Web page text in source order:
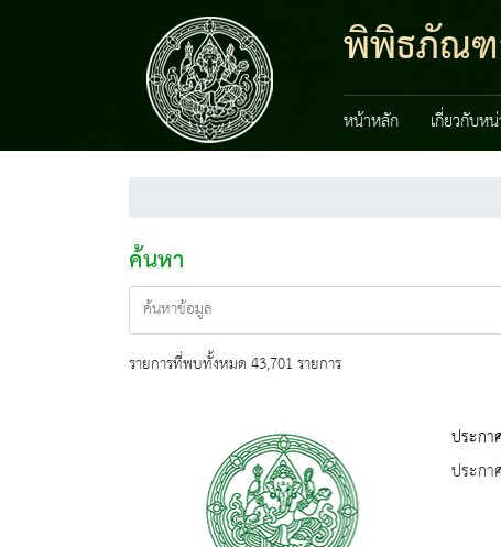
พิพิธภัณฑ
หน้าหลัก เกี่ยวกับห
ค้นหา
รายการที่พบทั้งหมด 43,701 รายการ
ประกา
ประกา